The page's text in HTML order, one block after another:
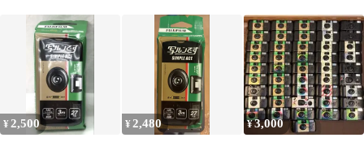
¥ 2,500 ¥ 2,480 ¥3,000